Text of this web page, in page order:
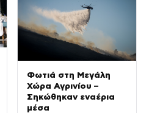
Φωτιά στη Μεγάλη
Χώρα Αγρινίου –
Σηκώθηκαν εναέρια
μέσα